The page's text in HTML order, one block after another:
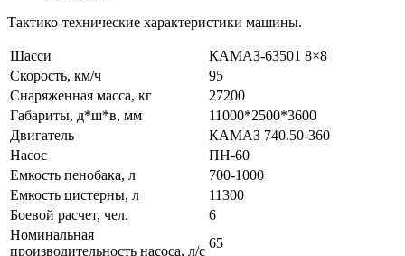
Тактико-технические характеристики машины.
Шасси
КАМАЗ-63501 8×8
Скорость, км/ч
95
Снаряженная масса, кг
27200
Габариты, д*ш*в, мм
11000*2500*3600
Двигатель
КАМАЗ 740.50-360
Насос
ПН-60
Емкость пенобака, л
700-1000
Емкость цистерны, л
11300
Боевой расчет, чел.
6
Номинальная
производительность насоса, л/с
65